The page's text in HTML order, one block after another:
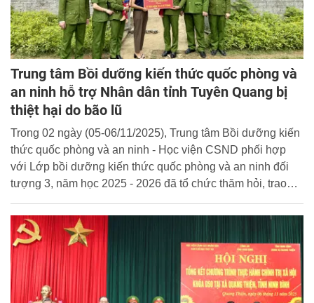
Trung tâm Bồi dưỡng kiến thức quốc phòng và
an ninh hỗ trợ Nhân dân tỉnh Tuyên Quang bị
thiệt hại do bão lũ
Trong 02 ngày (05-06/11/2025), Trung tâm Bồi dưỡng kiến
thức quốc phòng và an ninh - Học viện CSND phối hợp
với Lớp bồi dưỡng kiến thức quốc phòng và an ninh đối
tượng 3, năm học 2025 - 2026 đã tổ chức thăm hỏi, trao
phường, xã trên địa bàn tỉnh Tuyên Quang chịu thiệt hại do
cơn bão số 10 gây ra.